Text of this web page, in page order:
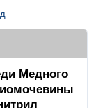
Медного